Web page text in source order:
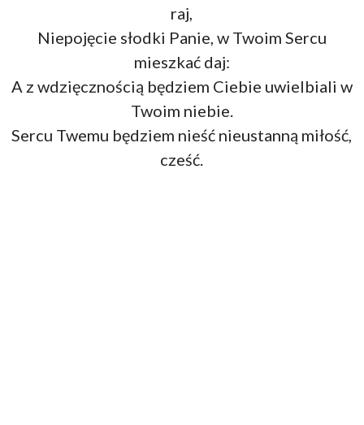
raj,
Niepojęcie słodki Panie, w Twoim Sercu
mieszkać daj:
A z wdzięcznością będziem Ciebie uwielbiali w
Twoim niebie.
Sercu Twemu będziem nieść nieustanną miłość,
cześć.